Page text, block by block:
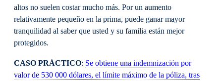
altos no suelen costar mucho más. Por un aumento
relativamente pequeño en la prima, puede ganar mayor
tranquilidad al saber que usted y su familia están mejor
protegidos.
CASO PRÁCTICO: Se obtiene una indemnización por
valor de 530 000 dólares, el límite máximo de la póliza, tras